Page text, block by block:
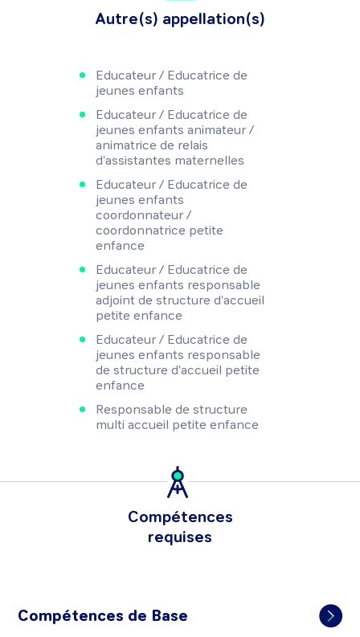
Autre(s) appellation(s)
Educateur / Educatrice de
jeunes enfants
Educateur / Educatrice de
jeunes enfants animateur /
animatrice de relais
d'assistantes maternelles
Educateur / Educatrice de
jeunes enfants
coordonnateur /
coordonnatrice petite
enfance
Educateur / Educatrice de
jeunes enfants responsable
adjoint de structure d'accueil
petite enfance
Educateur / Educatrice de
jeunes enfants responsable
de structure d'accueil petite
enfance
Responsable de structure
multi accueil petite enfance
Compétences
requises
Compétences de Base